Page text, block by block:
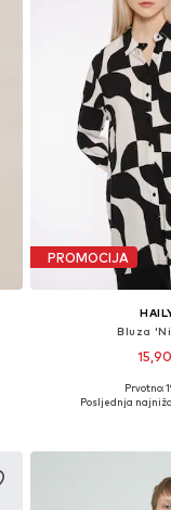
PROMOCIJA
Bluza
Dostupne veličine:
Prvotno:
Posljednja